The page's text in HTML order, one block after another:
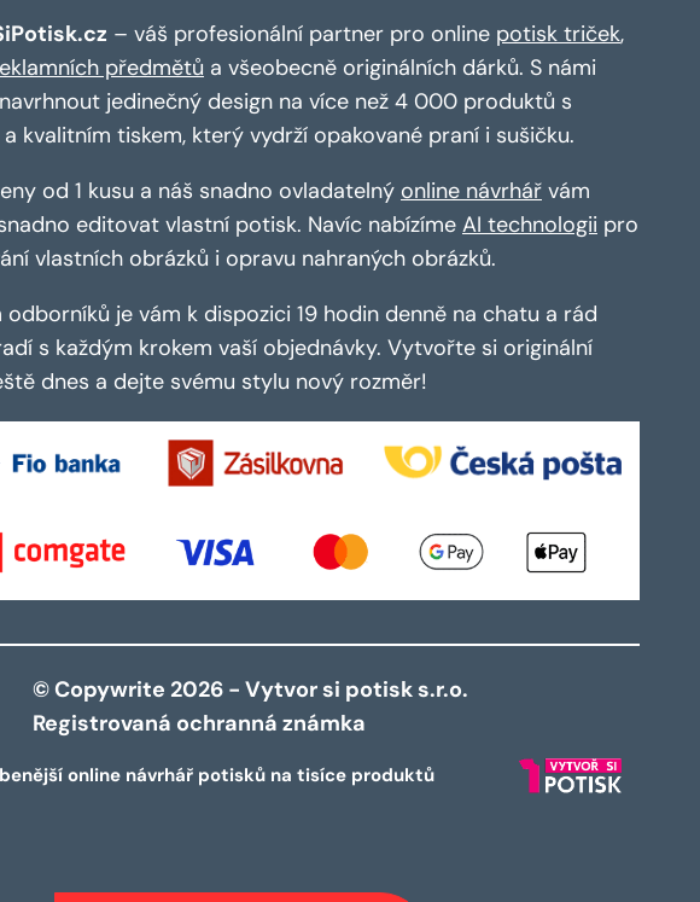
– váš profesionální partner pro online potisk triček,
předmětů a všeobecně originálních dárků. S námi
jedinečný design na více než 4 000 produktů s
kvalitním tiskem, který vydrží opakované praní i sušičku.
od 1 kusu a náš snadno ovladatelný online návrhář vám
editovat vlastní potisk. Navíc nabízíme AI technologii pro
vlastních obrázků i opravu nahraných obrázků.
odborníků je vám k dispozici 19 hodin denně na chatu a rád
s každým krokem vaší objednávky. Vytvořte si originální
dnes a dejte svému stylu nový rozměr!
© Copywrite 2026 - Vytvor si potisk s.r.o.
Registrovaná ochranná známka
online návrhář potisků na tisíce produktů